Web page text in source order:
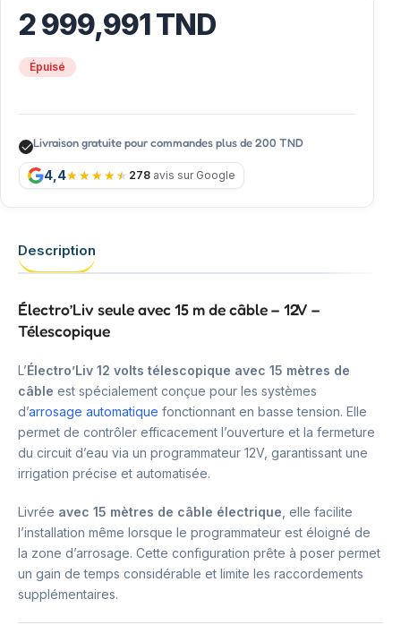
2 999,991TND
Épuisé
Livraison gratuite pour commandes plus de 200 TND
4,4 278 avis sur Google
Description
Électro’Liv seule avec 15 m de câble – 12V –
Télescopique
L’Électro’Liv 12 volts télescopique avec 15 mètres de
câble est spécialement conçue pour les systèmes
d’arrosage automatique fonctionnant en basse tension. Elle
permet de contrôler efficacement l’ouverture et la fermeture
du circuit d’eau via un programmateur 12V, garantissant une
irrigation précise et automatisée.
Livrée avec 15 mètres de câble électrique , elle facilite
l’installation même lorsque le programmateur est éloigné de
la zone d’arrosage. Cette configuration prête à poser permet
un gain de temps considérable et limite les raccordements
supplémentaires.